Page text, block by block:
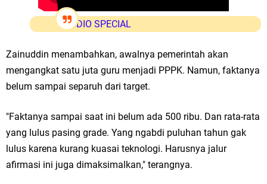
Kembangkan Warung Bu Wiwik
Karang Taruna Gresik Perkuat Ekonomi Lewat Pemanfaatan Gedung C
Islamic Center
Takmir Masjid KH Robbach Ma’sum Gelar Penyembelihan Hewan
Qurban dari Bupati & Kepala DPMPTSP Gresik
VIDIO SPECIAL
Zainuddin menambahkan, awalnya pemerintah akan
mengangkat satu juta guru menjadi PPPK. Namun, faktanya
belum sampai separuh dari target.
"Faktanya sampai saat ini belum ada 500 ribu. Dan rata-rata
yang lulus pasing grade. Yang ngabdi puluhan tahun gak
lulus karena kurang kuasai teknologi. Harusnya jalur
afirmasi ini juga dimaksimalkan," terangnya.